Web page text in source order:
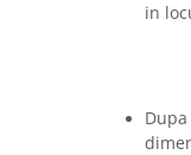
Tricouri skateboard
in